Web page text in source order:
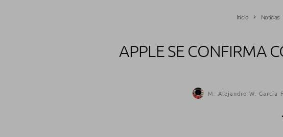
Inicio Noticias
APPLE SE CONFIRMA
M. Alejandro W. García